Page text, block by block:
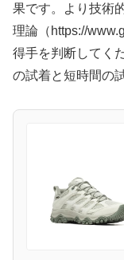
果です。より技術
理論（https://
得手を判断してく
の試着と短時間の